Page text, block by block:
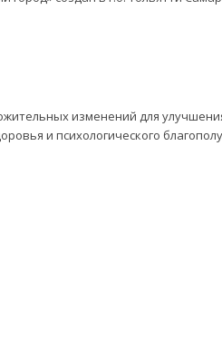
изменений для
и психологического